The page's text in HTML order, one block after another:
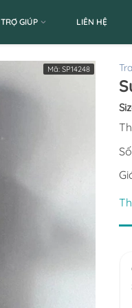
TRỢ GIÚP LIÊN HỆ
Mã: SP14248